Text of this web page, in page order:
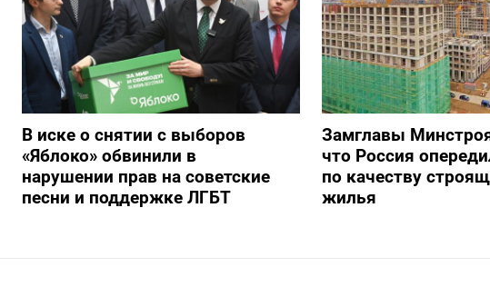
В иске о снятии с выборов
«Яблоко» обвинили в
нарушении прав на советские
песни и поддержке ЛГБТ
Замглавы
что Россия
по качеству
жилья